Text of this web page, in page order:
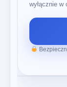
wyłącznie w